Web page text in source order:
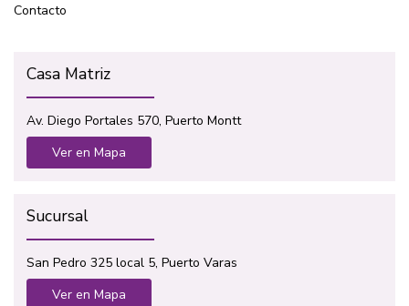
Contacto
Casa Matriz
Av. Diego Portales 570, Puerto Montt
Ver en Mapa
Sucursal
San Pedro 325 local 5, Puerto Varas
Ver en Mapa